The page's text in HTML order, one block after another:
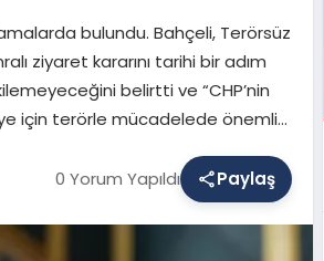
bulundu. Bahçeli, Terörsüz
ziyaret kararını tarihi bir adım
belirtti ve “CHP’nin
için terörle mücadelede önemli…
0 Yorum Yapıldı Paylaş